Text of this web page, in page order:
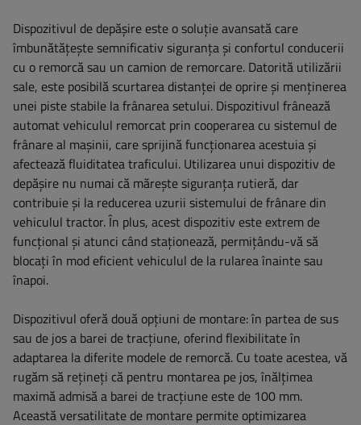
Dispozitivul de depășire este o soluție avansată care
îmbunătățește semnificativ siguranța și confortul conducerii
cu o remorcă sau un camion de remorcare. Datorită utilizării
sale, este posibilă scurtarea distanței de oprire și menținerea
unei piste stabile la frânarea setului. Dispozitivul frânează
automat vehiculul remorcat prin cooperarea cu sistemul de
frânare al mașinii, care sprijină funcționarea acestuia și
afectează fluiditatea traficului. Utilizarea unui dispozitiv de
depășire nu numai că mărește siguranța rutieră, dar
contribuie și la reducerea uzurii sistemului de frânare din
vehiculul tractor. În plus, acest dispozitiv este extrem de
funcțional și atunci când staționează, permițându-vă să
blocați în mod eficient vehiculul de la rularea înainte sau
înapoi.
Dispozitivul oferă două opțiuni de montare: în partea de sus
sau de jos a barei de tracțiune, oferind flexibilitate în
adaptarea la diferite modele de remorcă. Cu toate acestea, vă
rugăm să rețineți că pentru montarea pe jos, înălțimea
maximă admisă a barei de tracțiune este de 100 mm.
Această versatilitate de montare permite optimizarea